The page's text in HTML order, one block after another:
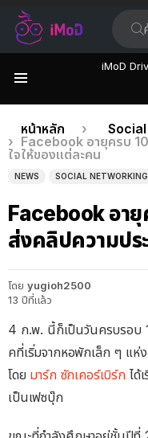
iMoD
เรื่อง
ล่าสุด
คุณอยู่ที่นี่:
หน้าหลัก
Facebook อายุครบ
ใจให้ของแต่ละคน
NEWS SOCIAL NETWORKING
Facebook อา
ส่งคลิปความปร
โดย yugioh2500
13 ปีที่แล้ว
4 ก.พ. นี้ก็เป็นวันครบรอบ
คที่เริ่มจากหอพักเล็ก ๆ แห่ง
โดย มาร์ก ซักเคอร์เบิร์กได้
เป็นเฟซบุ๊ก